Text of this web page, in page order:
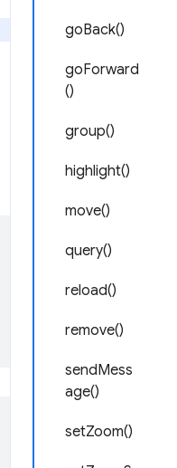
goBack()
goForward
()
group()
highlight()
move()
query()
reload()
remove()
sendMess
age()
setZoom()